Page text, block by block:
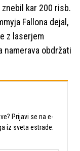
kar 200 risb.
Fallona dejal,
z laserjem
namerava obdržati
Prijavi se na e-
iz sveta estrade.